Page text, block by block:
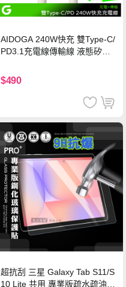
AIDOGA 240W快充 雙Type-C/
PD3.1充電線傳輸線 液態矽膠
機/平板/筆電
$490
超抗刮 三星 Galaxy Tab S11/S
10 Lite 共用 專業版疏水疏油9